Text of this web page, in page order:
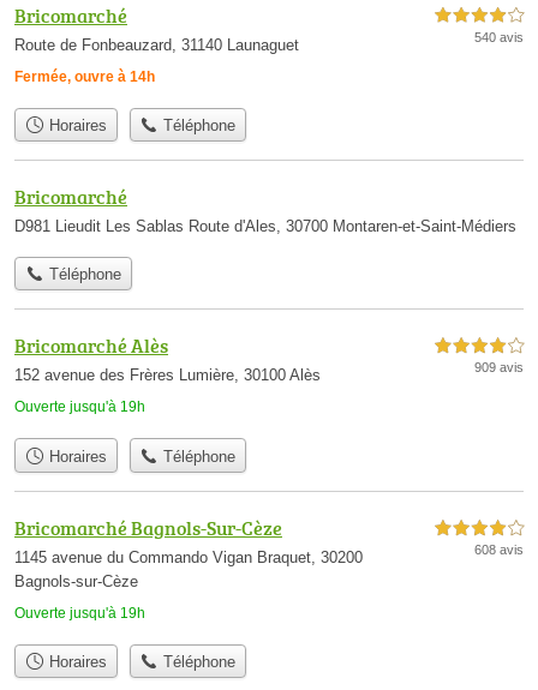
Bricomarché
Route de Fonbeauzard, 31140 Launaguet
Fermée, ouvre à 14h
4,0 étoiles sur 5
540 avis
Horaires Téléphone
Bricomarché
D981 Lieudit Les Sablas Route d'Ales, 30700 Montaren-et-Saint-Médiers
Téléphone
Bricomarché Alès
152 avenue des Frères Lumière, 30100 Alès
Ouverte jusqu'à 19h
4,0 étoiles sur 5
909 avis
Horaires Téléphone
Bricomarché Bagnols-Sur-Cèze
1145 avenue du Commando Vigan Braquet, 30200
Bagnols-sur-Cèze
Ouverte jusqu'à 19h
4,0 étoiles sur 5
608 avis
Horaires Téléphone